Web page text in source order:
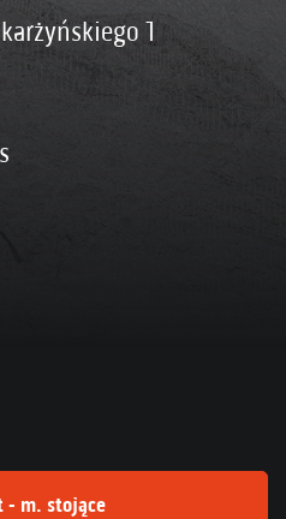
1
- m. stojące